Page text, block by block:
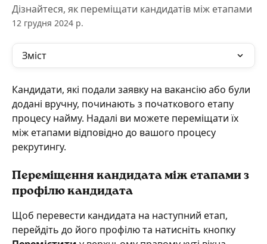
Дізнайтеся, як переміщати кандидатів між етапами
12 грудня 2024 р.
Зміст
Кандидати, які подали заявку на вакансію або були
додані вручну, починають з початкового етапу
процесу найму. Надалі ви можете переміщати їх
між етапами відповідно до вашого процесу
рекрутингу.
Переміщення кандидата між етапами з
профілю кандидата
Щоб перевести кандидата на наступний етап,
перейдіть до його профілю та натисніть кнопку